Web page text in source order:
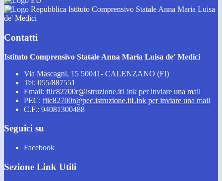
Istituto Comprensivo Statale Anna Maria Luisa
de' Medici
Contatti
Istituto Comprensivo Statale Anna Maria Luisa de' Medici
Via Mascagni, 15 50041- CALENZANO (FI)
Tel: 055/887551
Email: fiic82700r@istruzione.itLink per inviare una mail
PEC: fiic82700r@pec.istruzione.itLink per inviare una mail
C.F.: 94081300488
Seguici su
Facebook
Sezione Link Utili